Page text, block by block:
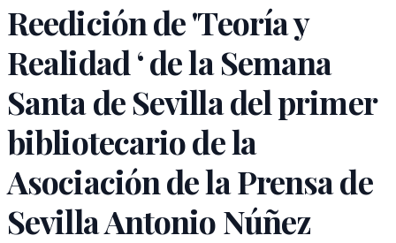
Reedición de 'Teoría y
Realidad ‘ de la Semana
Santa de Sevilla del primer
bibliotecario de la
Asociación de la Prensa de
Sevilla Antonio Núñez